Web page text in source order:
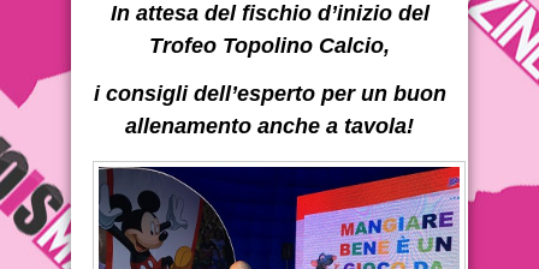
In attesa del fischio d’inizio del
Trofeo Topolino Calcio,
i consigli dell’esperto per un buon
allenamento anche a tavola!